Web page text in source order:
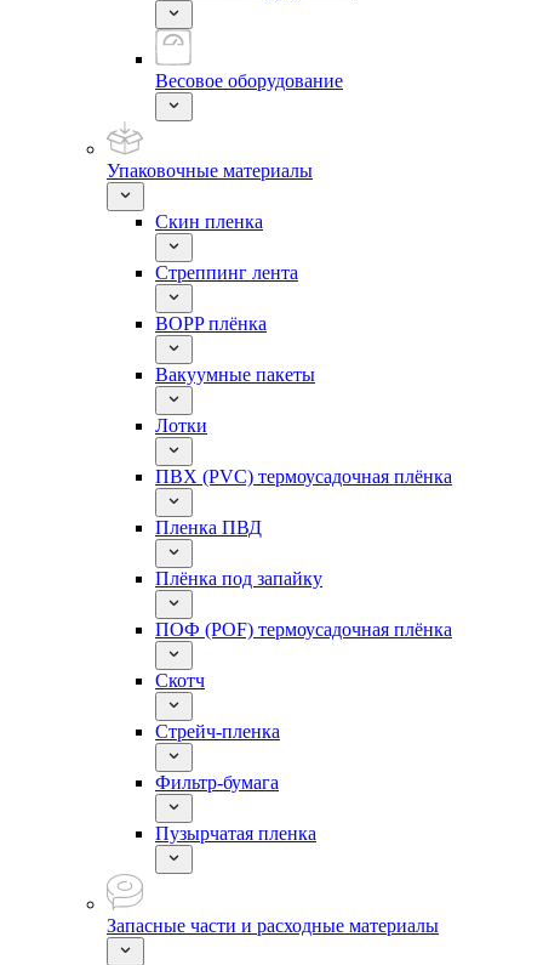
Весовое оборудование
Упаковочные материалы
Скин пленка
Стреппинг лента
BOPP плёнка
Вакуумные пакеты
Лотки
ПВХ (PVC) термоусадочная плёнка
Пленка ПВД
Плёнка под запайку
ПОФ (POF) термоусадочная плёнка
Скотч
Стрейч-пленка
Фильтр-бумага
Пузырчатая пленка
Запасные части и расходные материалы